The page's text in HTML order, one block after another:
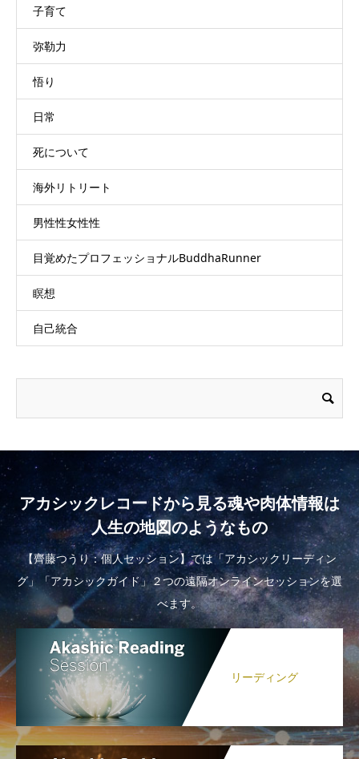
子育て
弥勒力
悟り
日常
死について
海外リトリート
男性性女性性
目覚めたプロフェッショナルBuddhaRunner
瞑想
自己統合
アカシックレコードから見る魂や肉体情報は
人生の地図のようなもの
【齊藤つうり：個人セッション】では「アカシックリーディン
グ」「アカシックガイド」２つの遠隔オンラインセッションを選
べます。
リーディング